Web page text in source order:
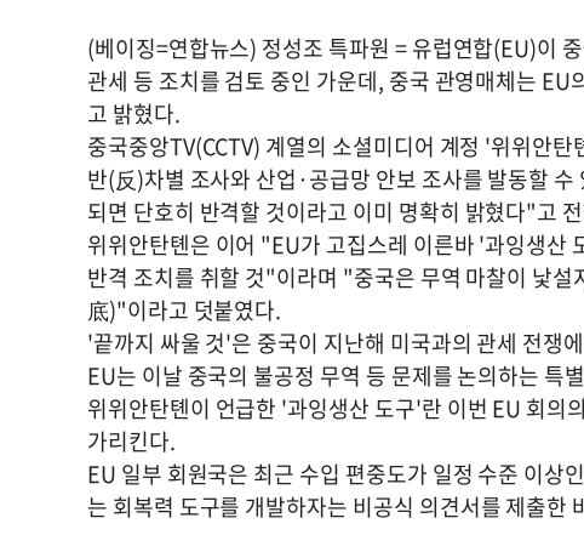
(베이징=연합뉴스) 정성조 특파원 = 유럽연합(EU)이
관세 등 조치를 검토 중인 가운데, 중국 관영매체는
고 밝혔다.
중국중앙TV(CCTV) 계열의 소셜미디어 계정 '위위안
반(反)차별 조사와 산업·공급망 안보 조사를 발동할
되면 단호히 반격할 것이라고 이미 명확히 밝혔다"고
위위안탄톈은 이어 "EU가 고집스레 이른바 '과잉생산
반격 조치를 취할 것"이라며 "중국은 무역 마찰이 낯
底)"이라고 덧붙였다.
'끝까지 싸울 것'은 중국이 지난해 미국과의 관세 전쟁
EU는 이날 중국의 불공정 무역 등 문제를 논의하는 특
위위안탄톈이 언급한 '과잉생산 도구'란 이번 EU 회
가리킨다.
EU 일부 회원국은 최근 수입 편중도가 일정 수준 이상
는 회복력 도구를 개발하자는 비공식 의견서를 제출한